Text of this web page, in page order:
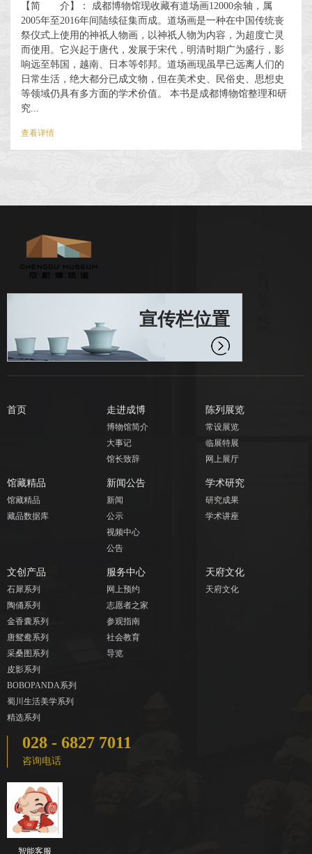
【简 介】： 成都博物馆现收藏有道场画12000余轴，属
2005年至2016年间陆续征集而成。道场画是一种在中国传统丧
祭仪式上使用的神祇人物画，以神祇人物为内容，为超度亡灵
而使用。它兴起于唐代，发展于宋代，明清时期广为盛行，影
响远至韩国，越南、日本等邻邦。道场画现虽早已远离人们的
日常生活，绝大都分已成文物，但在美术史、民俗史、思想史
等领域仍具有多方面的学术价值。 本书是成都博物馆整理和研
究...
查看详情
宣传栏位置
首页 走进成博
博物馆简介
大事记
馆长致辞
陈列展览
常设展览
临展特展
网上展厅
馆藏精品
馆藏精品
藏品数据库
新闻公告
新闻
公示
视频中心
公告
学术研究
研究成果
学术讲座
文创产品
石犀系列
陶俑系列
金香囊系列
唐鸳鸯系列
采桑图系列
皮影系列
BOBOPANDA系列
蜀川生活美学系列
精选系列
服务中心
网上预约
志愿者之家
参观指南
社会教育
导览
天府文化
天府文化
028 - 6827 7011
咨询电话
智能客服